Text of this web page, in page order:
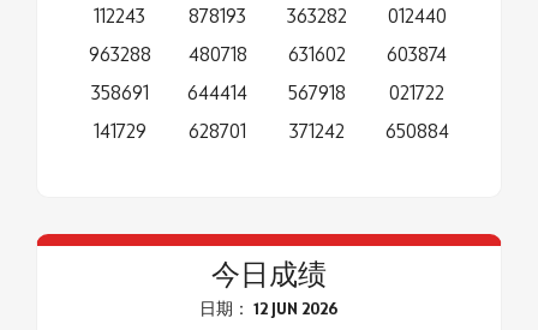
112243
963288
358691
141729
878193
480718
644414
628701
363282
631602
567918
371242
012440
603874
021722
650884
今日成绩
日期： 12 JUN 2026